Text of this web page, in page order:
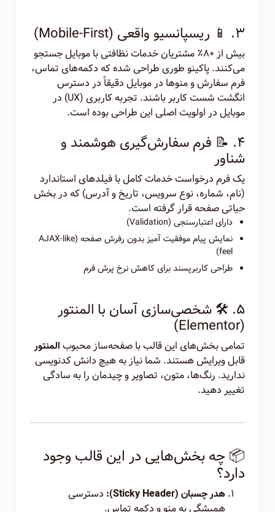
۳. 📱 ریسپانسیو واقعی (Mobile-First)
بیش از ۸۰٪ مشتریان خدمات نظافتی با موبایل جستجو
می‌کنند. پاکینو طوری طراحی شده که دکمه‌های تماس،
فرم سفارش و منوها در موبایل دقیقاً در دسترس
انگشت شست کاربر باشند. تجربه کاربری (UX) در
موبایل در اولویت اصلی این طراحی بوده است.
۴. 📝 فرم سفارش‌گیری هوشمند و
شناور
یک فرم درخواست خدمات کامل با فیلدهای استاندارد
(نام، شماره، نوع سرویس، تاریخ و آدرس) که در بخش
حیاتی صفحه قرار گرفته است.
دارای اعتبارسنجی (Validation)
نمایش پیام موفقیت آمیز بدون رفرش صفحه (AJAX-like
feel)
طراحی کاربرپسند برای کاهش نرخ پرش فرم
۵. 🛠️ شخصی‌سازی آسان با المنتور
(Elementor)
تمامی بخش‌های این قالب با صفحه‌ساز محبوبالمنتور
قابل ویرایش هستند. شما نیاز به هیچ دانش کدنویسی
ندارید. رنگ‌ها، متون، تصاویر و چیدمان را به سادگی
تغییر دهید.
📦 چه بخش‌هایی در این قالب وجود
دارد؟
هدر چسبان (Sticky Header):
دسترسی
همیشگی به منو و دکمه تماس.